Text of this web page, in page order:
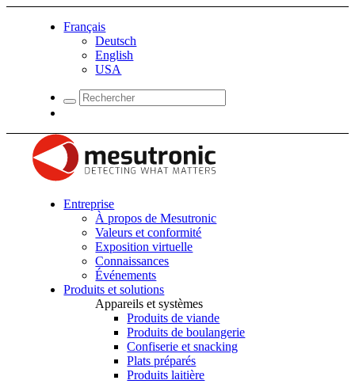
Français
Deutsch
English
USA
Entreprise
À propos de Mesutronic
Valeurs et conformité
Exposition virtuelle
Connaissances
Événements
Produits et solutions
Appareils et systèmes
Produits de viande
Produits de boulangerie
Confiserie et snacking
Plats préparés
Produits laitière